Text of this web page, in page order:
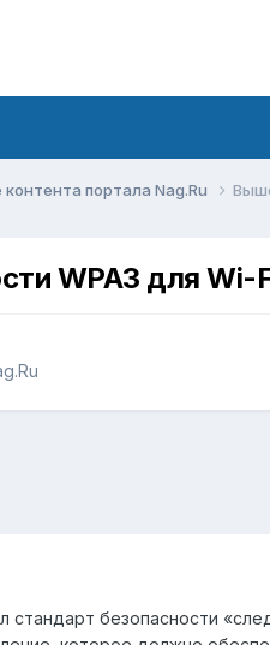
портала Nag.Ru
WPA3 для Wi-
стандарт безопасности